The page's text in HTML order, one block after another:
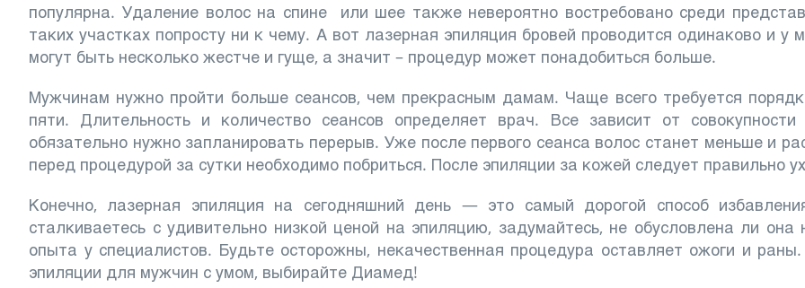
популярна. Удаление волос на спине или шее также невероятно востребовано среди
таких участках попросту ни к чему. А вот лазерная эпиляция бровей проводится одинаково и
могут быть несколько жестче и гуще, а значит – процедур может понадобиться больше.
Мужчинам нужно пройти больше сеансов, чем прекрасным дамам. Чаще всего требуется
пяти. Длительность и количество сеансов определяет врач. Все зависит от
обязательно нужно запланировать перерыв. Уже после первого сеанса волос станет меньше и
перед процедурой за сутки необходимо побриться. После эпиляции за кожей следует правильно
Конечно, лазерная эпиляция на сегодняшний день — это самый дорогой способ
сталкиваетесь с удивительно низкой ценой на эпиляцию, задумайтесь, не обусловлена ли
опыта у специалистов. Будьте осторожны, некачественная процедура оставляет ожоги и
эпиляции для мужчин с умом, выбирайте Диамед!